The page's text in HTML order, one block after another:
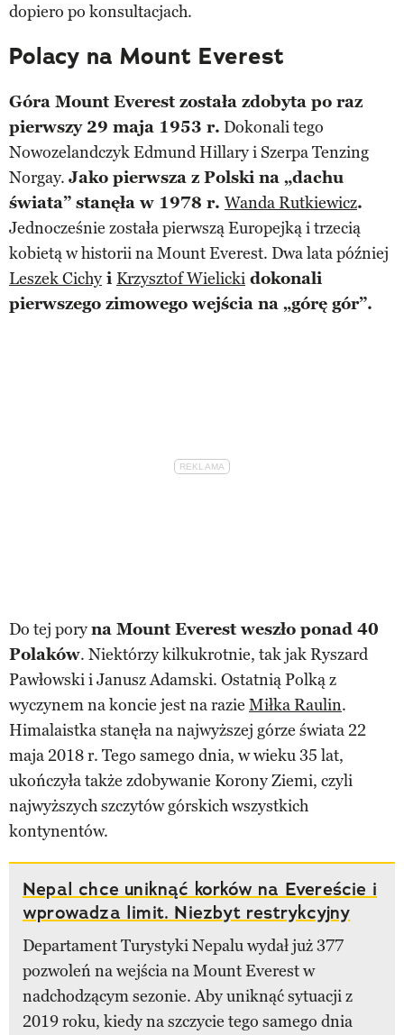
dopiero po konsultacjach.
Polacy na Mount Everest
Góra Mount Everest została zdobyta po raz
pierwszy 29 maja 1953 r. Dokonali tego
Nowozelandczyk Edmund Hillary i Szerpa Tenzing
Norgay. Jako pierwsza z Polski na „dachu
świata” stanęła w 1978 r. Wanda Rutkiewicz.
Jednocześnie została pierwszą Europejką i trzecią
kobietą w historii na Mount Everest. Dwa lata później
Leszek Cichy i Krzysztof Wielicki dokonali
pierwszego zimowego wejścia na „górę gór”.
Do tej poryna Mount Everest weszło ponad 40
Polaków. Niektórzy kilkukrotnie, tak jak Ryszard
Pawłowski i Janusz Adamski. Ostatnią Polką z
wyczynem na koncie jest na razie Miłka Raulin.
Himalaistka stanęła na najwyższej górze świata 22
maja 2018 r. Tego samego dnia, w wieku 35 lat,
ukończyła także zdobywanie Korony Ziemi, czyli
najwyższych szczytów górskich wszystkich
kontynentów.
Nepal chce uniknąć korków na Evereście i
wprowadza limit. Niezbyt restrykcyjny
Departament Turystyki Nepalu wydał już 377
pozwoleń na wejścia na Mount Everest w
nadchodzącym sezonie. Aby uniknąć sytuacji z
2019 roku, kiedy na szczycie tego samego dnia